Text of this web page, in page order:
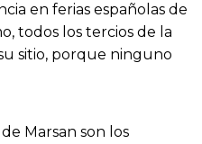
en ferias españolas de
todos los tercios de la
sitio, porque ninguno
Marsan son los